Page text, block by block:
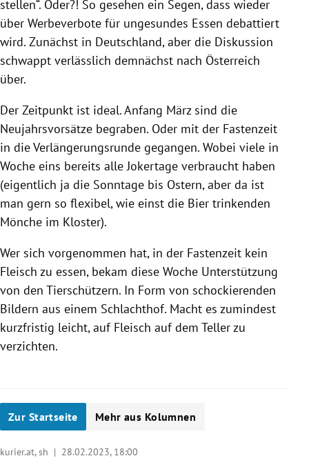
Untermenü
Untermenü
Untermenü
Untermenü
Untermenü
stellen“. Oder?! So gesehen ein Segen, dass wieder
über Werbeverbote für ungesundes Essen debattiert
wird. Zunächst in Deutschland, aber die Diskussion
schwappt verlässlich demnächst nach Österreich
über.
Der Zeitpunkt ist ideal. Anfang März sind die
Neujahrsvorsätze begraben. Oder mit der Fastenzeit
in die Verlängerungsrunde gegangen. Wobei viele in
Woche eins bereits alle Jokertage verbraucht haben
(eigentlich ja die Sonntage bis Ostern, aber da ist
man gern so flexibel, wie einst die Bier trinkenden
Mönche im Kloster).
Wer sich vorgenommen hat, in der Fastenzeit kein
Fleisch zu essen, bekam diese Woche Unterstützung
von den Tierschützern. In Form von schockierenden
Bildern aus einem Schlachthof. Macht es zumindest
kurzfristig leicht, auf Fleisch auf dem Teller zu
verzichten.
Zur Startseite Mehr aus Kolumnen
kurier.at, sh | 28.02.2023, 18:00